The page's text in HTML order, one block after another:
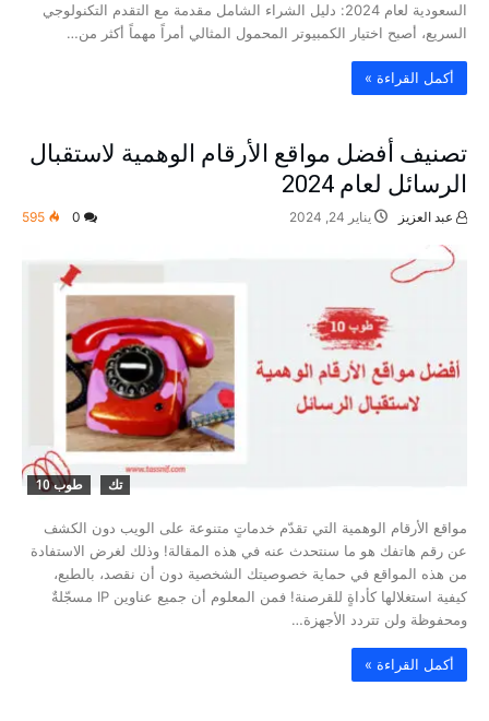
السعودية لعام 2024: دليل الشراء الشامل مقدمة مع التقدم التكنولوجي
السريع، أصبح اختيار الكمبيوتر المحمول المثالي أمراً مهماً أكثر من…
‫أكمل القراءة »‬
تصنيف أفضل مواقع الأرقام الوهمية لاستقبال
الرسائل لعام 2024
عبد العزيز يناير 24, 2024 595
تك طوب 10
مواقع الأرقام الوهمية التي تقدّم خدماتٍ متنوعة على الويب دون الكشف
عن رقم هاتفك هو ما سنتحدث عنه في هذه المقالة! وذلك لغرض الاستفادة
من هذه المواقع في حماية خصوصيتك الشخصية دون أن نقصد، بالطبع،
كيفية استغلالها كأداةٍ للقرصنة! فمن المعلوم أن جميع عناوين IP مسجّلةٌ
ومحفوظة ولن تتردد الأجهزة…
‫أكمل القراءة »‬